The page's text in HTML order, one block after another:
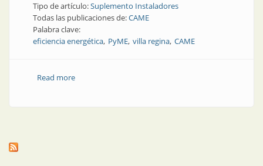
Tipo de artículo:Suplemento Instaladores
Todas las publicaciones de:CAME
Palabra clave:
eficiencia energética PyME villa regina CAME
Read moreabout Capacitación y apoyo técnico en eficiencia